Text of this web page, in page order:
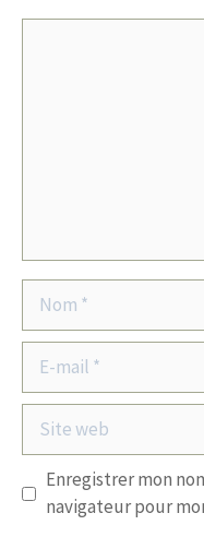
mail
Site
web
Enregistrer mon
navigateur pour